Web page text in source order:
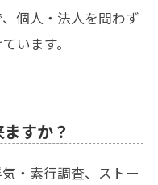
個人・法人を問わず
います。
すか？
・素行調査、ストー